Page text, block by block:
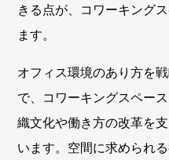
きる点が、コワーキング
ます。
オフィス環境のあり方を
で、コワーキングスペー
織文化や働き方の改革を
います。空間に求められ